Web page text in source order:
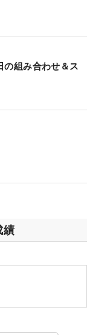
組み合わせ＆ス
績